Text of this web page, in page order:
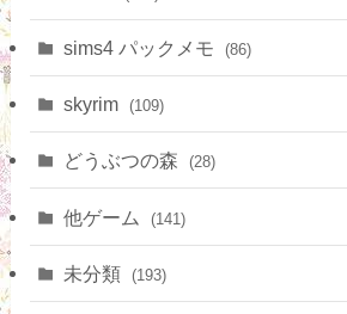
(4)
(10)
(9)
(12)
(21)
sims4 パックメモ (86)
(11)
skyrim (109)
(8)
どうぶつの森 (28)
他ゲーム (141)
(10)
未分類 (193)